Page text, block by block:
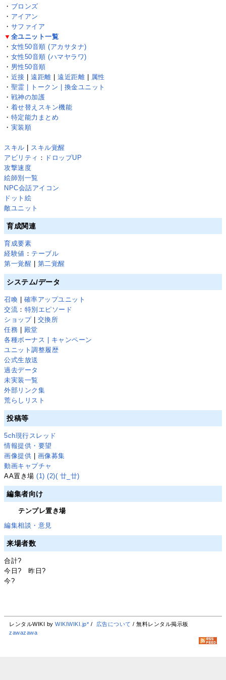
・ ブロンズ
・ アイアン
・ サファイア
▼ 全ユニット一覧
・ 女性50音順 (アカサタナ)
・ 女性50音順 (ハマヤラワ)
・ 男性50音順
・ 近接 |遠距離 |遠近距離
属性
・ 聖霊 | トークン | 換金ユニット
・ 戦神の加護
・ 着せ替えスキン機能
・ 特定能力まとめ
・ 実装順
スキル
スキル覚醒
アビリティ ： ドロップUP
攻撃速度
絵師別一覧
NPC会話アイコン
ドット絵
敵ユニット
育成関連
育成要素
経験値 ： テーブル
第一覚醒
第二覚醒
システム/データ
召喚 | 確率アップユニット
交流 ： 特別エピソード
ショップ| 交換所
任務 | 殿堂
各種ボーナス | キャンペーン
ユニット調整履歴
公式生放送
過去データ
未実装一覧
外部リンク集
荒らしリスト
投稿等
5ch現行スレッド
情報提供・要望
画像提供
画像募集
動画キャプチャ
AA置き場(1) (2)( 廿_廿)
編集者向け
テンプレ置き場
編集相談・意見
来場者数
合計?
今日? 昨日?
今?
レンタルWIKI byWIKIWIKI.jp* / 広告について / 無料レンタル掲示板
zawazawa